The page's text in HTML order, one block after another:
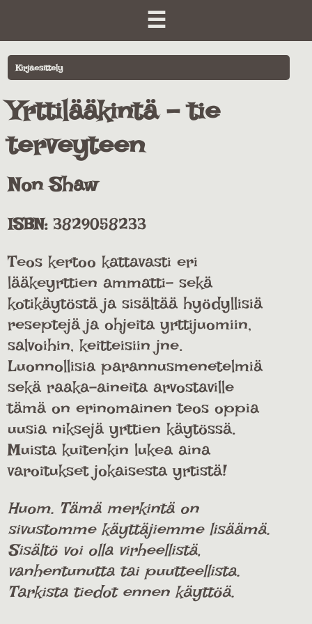
☰
Kirjaesittely
Yrttilääkintä - tie
terveyteen
Non Shaw
ISBN:3829058233
Teos kertoo kattavasti eri
lääkeyrttien ammatti- sekä
kotikäytöstä ja sisältää hyödyllisiä
reseptejä ja ohjeita yrttijuomiin,
salvoihin, keitteisiin jne.
Luonnollisia parannusmenetelmiä
sekä raaka-aineita arvostaville
tämä on erinomainen teos oppia
uusia niksejä yrttien käytössä.
Muista kuitenkin lukea aina
varoitukset jokaisesta yrtistä!
Huom. Tämä merkintä on
sivustomme käyttäjiemme lisäämä.
Sisältö voi olla virheellistä,
vanhentunutta tai puutteellista.
Tarkista tiedot ennen käyttöä.